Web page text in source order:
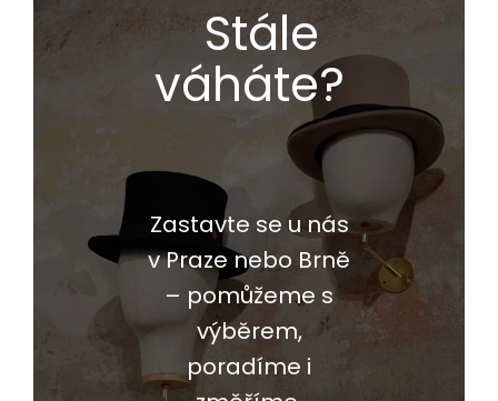
Stále
váháte?
Zastavte se u nás
v Praze nebo Brně
– pomůžeme s
výběrem,
poradíme i